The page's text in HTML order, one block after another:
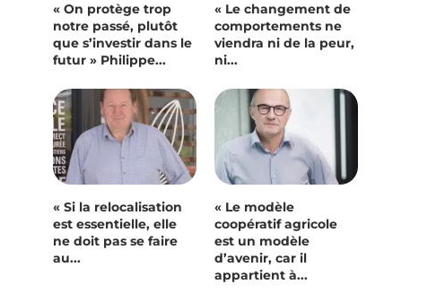
« On protège trop
notre passé, plutôt
que s’investir dans le
futur » Philippe...
« Le changement de
comportements ne
viendra ni de la peur,
ni...
« Si la relocalisation
est essentielle, elle
ne doit pas se faire
au...
« Le modèle
coopératif agricole
est un modèle
d’avenir, car il
appartient à...